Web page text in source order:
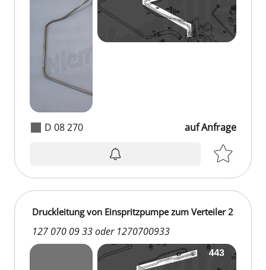
D 08 270 auf Anfrage
Druckleitung von Einspritzpumpe zum Verteiler 2
127 070 09 33 oder 1270700933